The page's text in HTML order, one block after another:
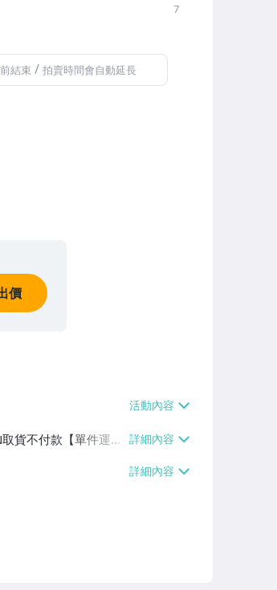
7
結束 / 拍賣時間會自動延長
價
貨不付款【單件運費
$50000免運費】